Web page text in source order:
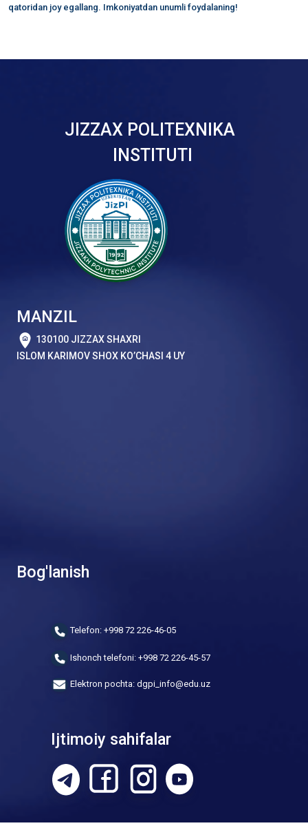
qatoridan joy egallang. Imkoniyatdan unumli foydalaning!
JIZZAX POLITEXNIKA
INSTITUTI
MANZIL
130100 JIZZAX SHAXRI
ISLOM KARIMOV SHOX KO’CHASI 4 UY
Bog'lanish
Telefon: +998 72 226-46-05
Ishonch telefoni: +998 72 226-45-57
Elektron pochta: dgpi_info@edu.uz
Ijtimoiy sahifalar